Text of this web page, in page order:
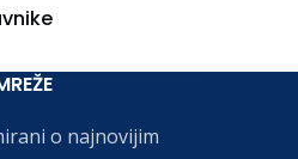
o najnovijim